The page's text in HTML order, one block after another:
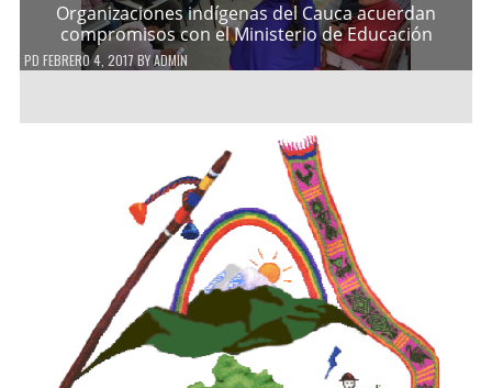
Organizaciones indígenas del Cauca acuerdan
compromisos con el Ministerio de Educación
PD FEBRERO 4, 2017 BYADMIN